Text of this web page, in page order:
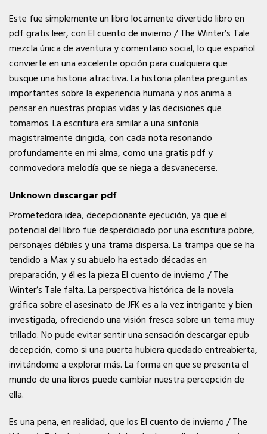
Este fue simplemente un libro locamente divertido libro en
pdf gratis leer, con El cuento de invierno / The Winter’s Tale
mezcla única de aventura y comentario social, lo que español
convierte en una excelente opción para cualquiera que
busque una historia atractiva. La historia plantea preguntas
importantes sobre la experiencia humana y nos anima a
pensar en nuestras propias vidas y las decisiones que
tomamos. La escritura era similar a una sinfonía
magistralmente dirigida, con cada nota resonando
profundamente en mi alma, como una gratis pdf y
conmovedora melodía que se niega a desvanecerse.
Unknown descargar pdf
Prometedora idea, decepcionante ejecución, ya que el
potencial del libro fue desperdiciado por una escritura pobre,
personajes débiles y una trama dispersa. La trampa que se ha
tendido a Max y su abuelo ha estado décadas en
preparación, y él es la pieza El cuento de invierno / The
Winter’s Tale falta. La perspectiva histórica de la novela
gráfica sobre el asesinato de JFK es a la vez intrigante y bien
investigada, ofreciendo una visión fresca sobre un tema muy
trillado. No pude evitar sentir una sensación descargar epub
decepción, como si una puerta hubiera quedado entreabierta,
invitándome a explorar más. La forma en que se presenta el
mundo de una libros puede cambiar nuestra percepción de
ella.
Es una pena, en realidad, que los El cuento de invierno / The